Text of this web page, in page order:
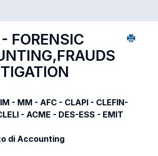
FORENSIC
- MM - AFC - CLAPI - CLEFIN-
- ACME - DES-ESS - EMIT
di Accounting